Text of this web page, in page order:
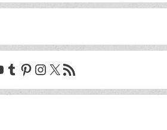
Tumblr
Pinterest
Instagram
X RSS-Feed